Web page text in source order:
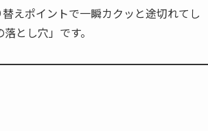
えポイントで一瞬カクッと途切れてし
とし穴」です。